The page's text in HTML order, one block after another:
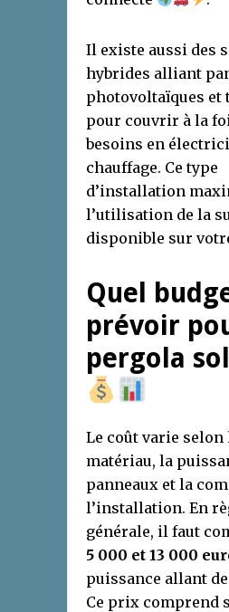
Il existe aussi des
hybrides alliant
photovoltaïques et
pour couvrir à la
besoins en
chauffage. Ce type
d’installation
l’utilisation de la
disponible sur
Quel
prévoir
pergola
Le coût varie
matériau, la
panneaux et la
l’installation. En
générale, il faut
5 000 et 13 000
puissance allant de
Ce prix comprend